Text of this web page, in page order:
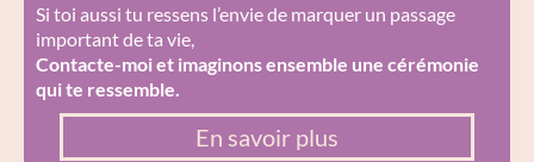
Si toi aussi tu ressens l’envie de marquer un passage
important de ta vie,
Contacte-moi et imaginons ensemble une cérémonie
qui te ressemble.
En savoir plus